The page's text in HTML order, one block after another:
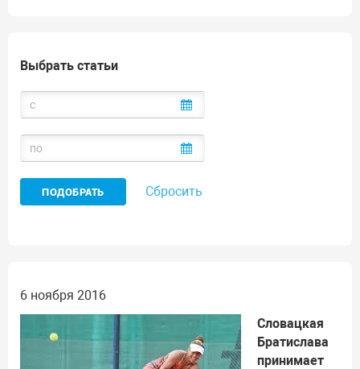
Выбрать статьи
Сбросить
6 ноября 2016
Словацкая
Братислава
принимает